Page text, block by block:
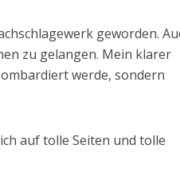
geworden.
zu gelangen. Mein klarer
werde, sondern
auf tolle Seiten und tolle